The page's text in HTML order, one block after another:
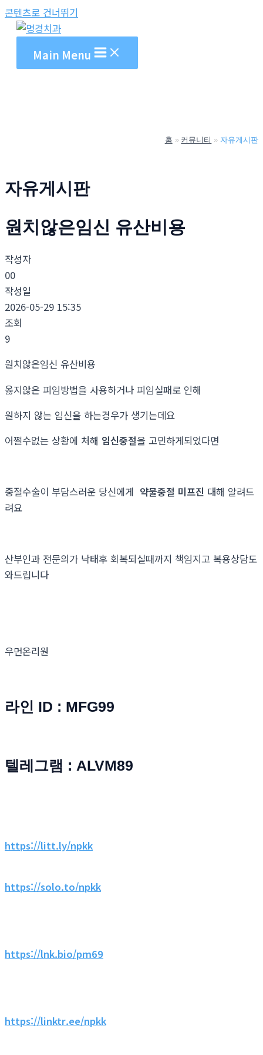
콘텐츠로 건너뛰기
Main Menu
홈 커뮤니티 자유게시판
자유게시판
원치않은임신 유산비용
작성자
00
작성일
2026-05-29 15:35
조회
9
원치않은임신 유산비용
옳지않은 피임방법을 사용하거나 피임실패로 인해
원하지 않는 임신을 하는경우가 생기는데요
어쩔수없는 상황에 처해 임신중절을 고민하게되었다면
중절수술이 부담스러운 당신에게 약물중절 미프진 대해 알려드
려요
산부인과 전문의가 낙태후 회복되실때까지 책임지고 복용상담도
와드립니다
우먼온리원
라인 ID : MFG99
텔레그램 : ALVM89
https://litt.ly/npkk
https://solo.to/npkk
https://lnk.bio/pm69
https://linktr.ee/npkk